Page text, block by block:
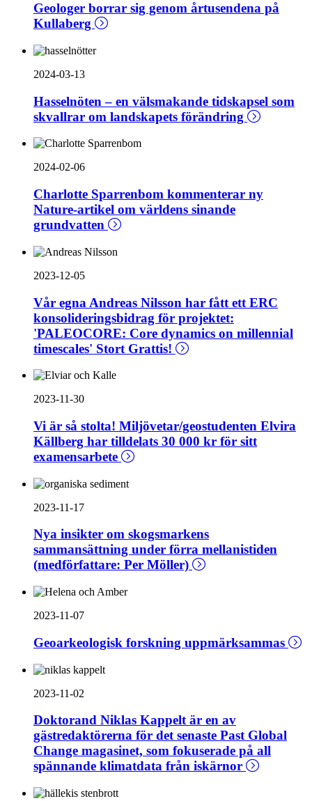
Geologer borrar sig genom årtusendena på
Kullaberg
2024-03-13
Hasselnöten – en välsmakande tidskapsel som
skvallrar om landskapets förändring
2024-02-06
Charlotte Sparrenbom kommenterar ny
Nature-artikel om världens sinande
grundvatten
2023-12-05
Vår egna Andreas Nilsson har fått ett ERC
konsolideringsbidrag för projektet:
'PALEOCORE: Core dynamics on millennial
timescales' Stort Grattis!
2023-11-30
Vi är så stolta! Miljövetar/geostudenten Elvira
Källberg har tilldelats 30 000 kr för sitt
examensarbete
2023-11-17
Nya insikter om skogsmarkens
sammansättning under förra mellanistiden
(medförfattare: Per Möller)
2023-11-07
Geoarkeologisk forskning uppmärksammas
2023-11-02
Doktorand Niklas Kappelt är en av
gästredaktörerna för det senaste Past Global
Change magasinet, som fokuserade på all
spännande klimatdata från iskärnor